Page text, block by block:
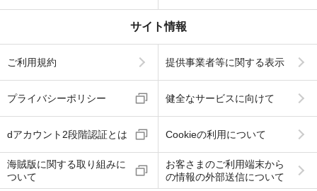
サイト情報
ご利用規約 提供事業者等に関する表示
プライバシーポリシー 健全なサービスに向けて
dアカウント2段階認証とは Cookieの利用について
海賊版に関する取り組みに
ついて
お客さまのご利用端末から
の情報の外部送信について